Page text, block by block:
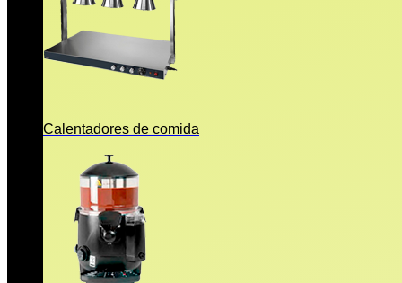
Calentadores de comida